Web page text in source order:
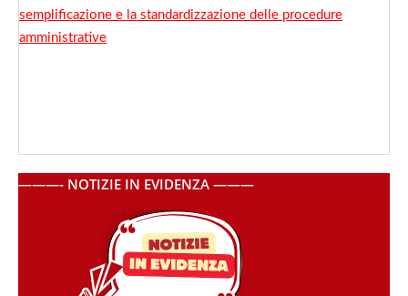
semplificazione e la standardizzazione delle procedure
amministrative
———- NOTIZIE IN EVIDENZA ———